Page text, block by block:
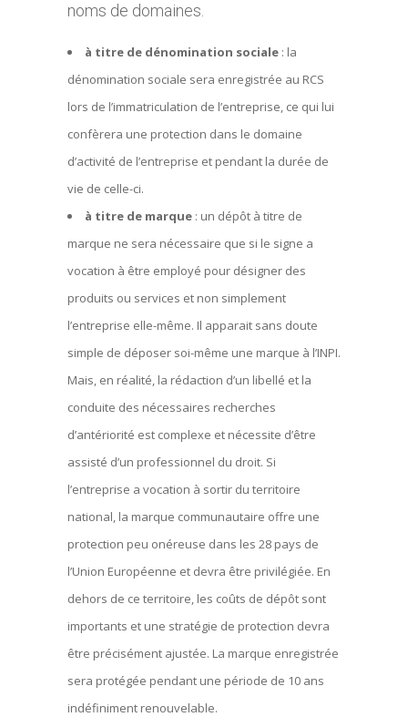
noms de domaines.
à titre de dénomination sociale : la
dénomination sociale sera enregistrée au RCS
lors de l’immatriculation de l’entreprise, ce qui lui
confèrera une protection dans le domaine
d’activité de l’entreprise et pendant la durée de
vie de celle-ci.
à titre de marque : un dépôt à titre de
marque ne sera nécessaire que si le signe a
vocation à être employé pour désigner des
produits ou services et non simplement
l’entreprise elle-même. Il apparait sans doute
simple de déposer soi-même une marque à l’INPI.
Mais, en réalité, la rédaction d’un libellé et la
conduite des nécessaires recherches
d’antériorité est complexe et nécessite d’être
assisté d’un professionnel du droit. Si
l’entreprise a vocation à sortir du territoire
national, la marque communautaire offre une
protection peu onéreuse dans les 28 pays de
l’Union Européenne et devra être privilégiée. En
dehors de ce territoire, les coûts de dépôt sont
importants et une stratégie de protection devra
être précisément ajustée. La marque enregistrée
sera protégée pendant une période de 10 ans
indéfiniment renouvelable.